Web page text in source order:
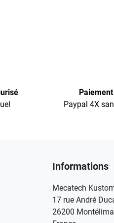
Paypal 4X
Informations
Mecatech
17 rue André
26200